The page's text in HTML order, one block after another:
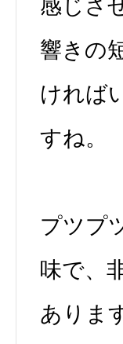
感じさ
響きの
ければ
すね。
プツプ
味で、
ありま